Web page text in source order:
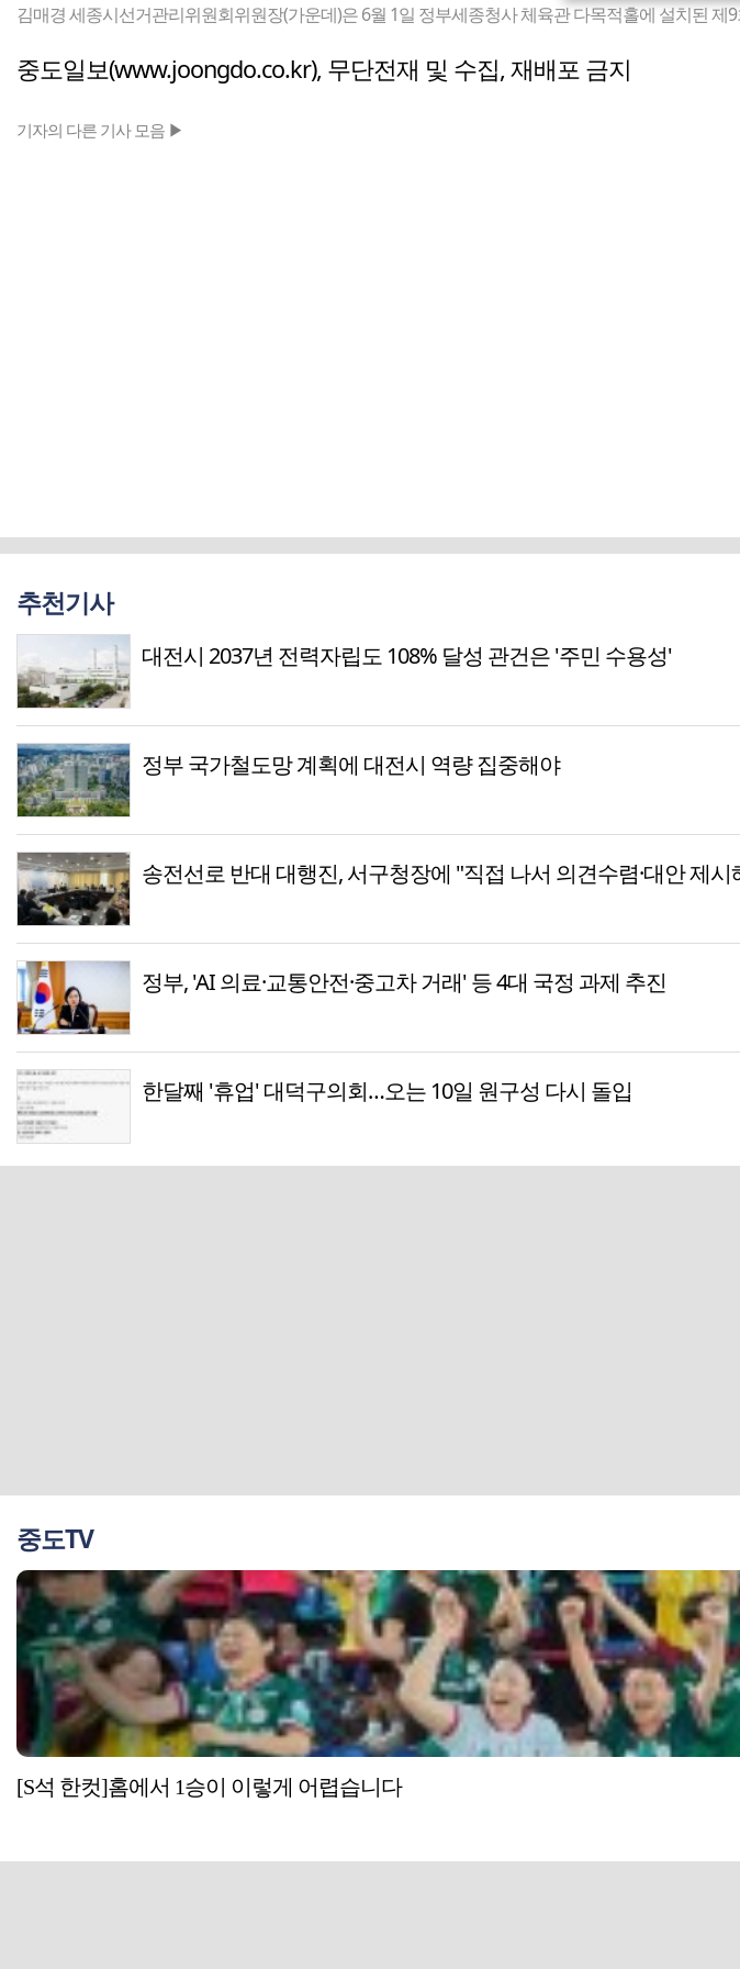
김매경 세종시선거관리위원회위원장(가운데)은 6월 1일 정부세종청사 체육관 다목적홀에 설치된
중도일보(www.joongdo.co.kr), 무단전재 및 수집, 재배포 금지
기자의 다른 기사 모음 ▶
추천기사
대전시 2037년 전력자립도 108% 달성 관건은 '주민 수용성'
정부 국가철도망 계획에 대전시 역량 집중해야
송전선로 반대 대행진, 서구청장에 "직접 나서 의견수렴·대안 제시
정부, 'AI 의료·교통안전·중고차 거래' 등 4대 국정 과제 추진
한달째 '휴업' 대덕구의회…오는 10일 원구성 다시 돌입
중도TV
[S석 한컷]홈에서 1승이 이렇게 어렵습니다